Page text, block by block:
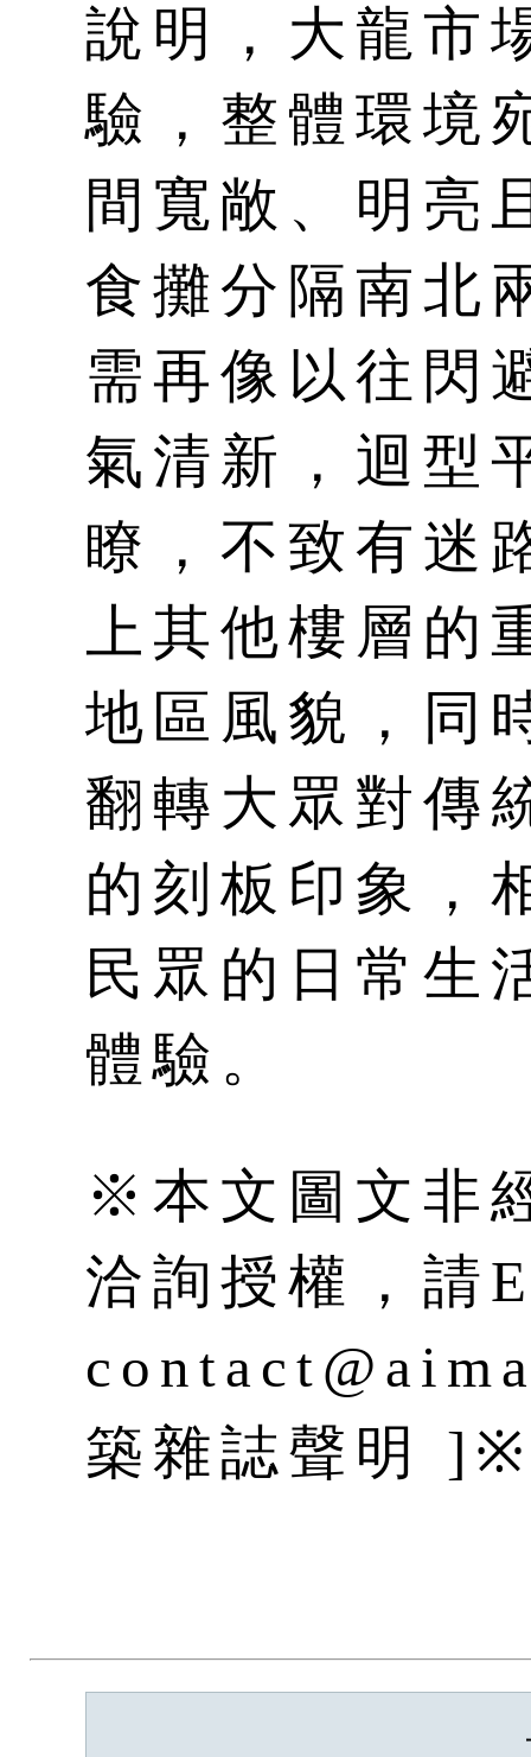
說明，大龍市
驗，整體環境
間寬敞、明亮
食攤分隔南北
需再像以往閃
氣清新，迴型
瞭，不致有迷
上其他樓層的
地區風貌，同
翻轉大眾對傳
的刻板印象，
民眾的日常生
體驗。
※本文圖文非
洽詢授權，請
築雜誌聲明